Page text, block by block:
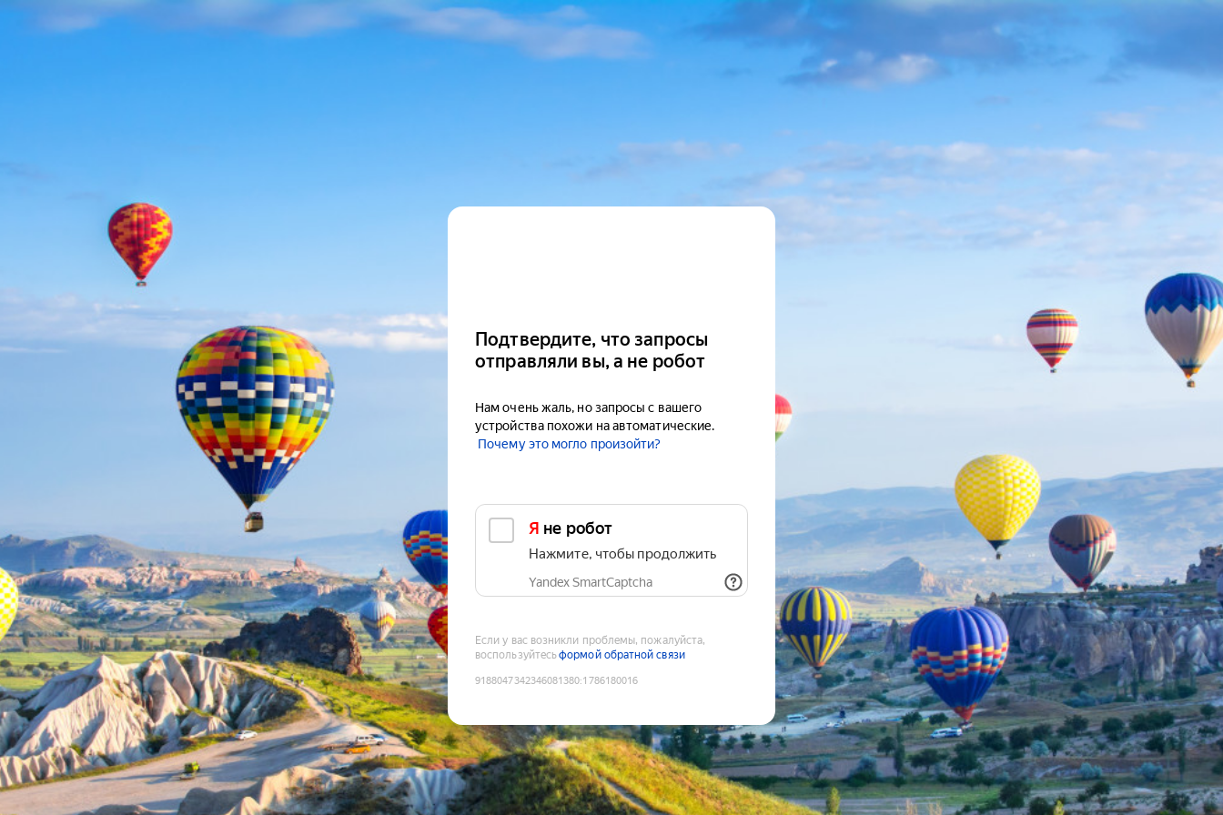
Подтвердите, что запросы
отправляли вы, а не робот
Нам очень жаль, но запросы с вашего
устройства похожи на автоматические.
Почему это могло произойти?
Я не робот
Нажмите, чтобы продолжить
Yandex SmartCaptcha
Если у вас возникли проблемы, пожалуйста,
воспользуйтесьформой обратной связи
9188047342346081380:1786180016